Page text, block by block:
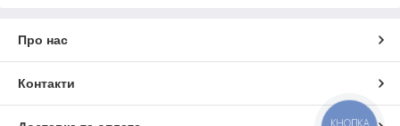
Про нас
Контакти
КНОПКА